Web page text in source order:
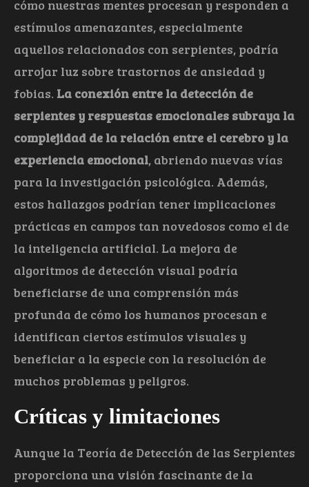
cómo nuestras mentes procesan y responden a
estímulos amenazantes, especialmente
aquellos relacionados con serpientes, podría
arrojar luz sobre trastornos de ansiedad y
fobias. La conexión entre la detección de
serpientes y respuestas emocionales subraya la
complejidad de la relación entre el cerebro y la
experiencia emocional, abriendo nuevas vías
para la investigación psicológica. Además,
estos hallazgos podrían tener implicaciones
prácticas en campos tan novedosos como el de
la inteligencia artificial. La mejora de
algoritmos de detección visual podría
beneficiarse de una comprensión más
profunda de cómo los humanos procesan e
identifican ciertos estímulos visuales y
beneficiar a la especie con la resolución de
muchos problemas y peligros.
Críticas y limitaciones
Aunque la Teoría de Detección de las Serpientes
proporciona una visión fascinante de la